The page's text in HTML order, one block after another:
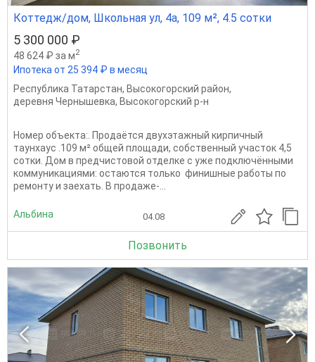
Коттедж/дом, Школьная ул, 4а, 109 м², 4.5 сотки
5 300 000 ₽
48 624 ₽ за м2
Ипотека от 25 394 ₽ в месяц
Республика Татарстан, Высокогорский район,
деревня Чернышевка, Высокогорский р-н
Номер объекта:. Продаётся двухэтажный кирпичный
таунхаус .109 м² общей площади, собственный участок 4,5
сотки. Дом в предчистовой отделке с уже подключёнными
коммуникациями: остаются только финишные работы по
ремонту и заехать. В продаже-...
Альбина 04.08
Позвонить